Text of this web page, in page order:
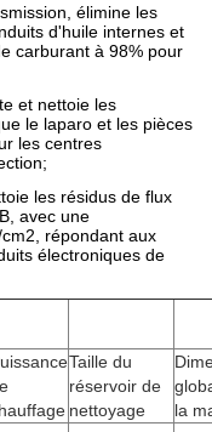
élimine les
d'huile internes et
carburant à 98% pour
et nettoie les
le laparo et les pièces
les centres
les résidus de flux
avec une
répondant aux
électroniques de
Taille du
réservoir de
nettoyage
la